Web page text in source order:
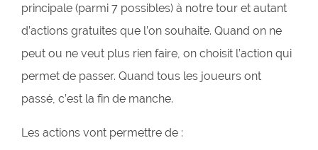
principale (parmi 7 possibles) à notre tour et autant
d’actions gratuites que l’on souhaite. Quand on ne
peut ou ne veut plus rien faire, on choisit l’action qui
permet de passer. Quand tous les joueurs ont
passé, c’est la fin de manche.
Les actions vont permettre de :